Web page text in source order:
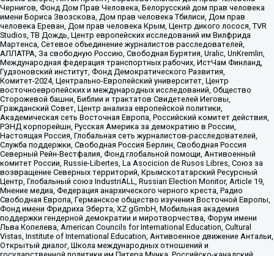
Чернигов, Фонд Дом Прав Человека, Белорусский дом прав человека
имени Бориса Звозскова, Дом прав человека Тбилиси, Дом прав
человека Ереван, Дом прав человека Крым, Центр дикого лосося, TVR
Studios, ТВ Дождь, Центр европейских исследований им Вилфрида
Мартенса, Сетевое объединение журналистов расследователей,
АЛЛАТРА, За свободную Россию, Свободная Бурятия, Uralic, UnKremlin,
Международная федерация транспортных рабочих, ИстЧам Финланд,
Гудзоновский институт, Фонд Демократического Развития,
Комитет-2024, Центрально-Европейский университет, Центр
восточноевропейских и международных исследований, Общество
Сторожевой башни, Библии и трактатов Свидетелей Иеговы,
Гражданский Совет, Центр анализа европейской политики,
Академическая сеть Восточная Европа, Российский комитет действия,
РЭНД корпорейшн, Русская Америка за демократию в России,
Настоящая Россия, Глобальная сеть журналистов-расследователей,
Служба поддержки, Свободная Россия Берлин, Свободная Россия
Северный Рейн-Вестфалия, Фонд глобальной помощи, Антивоенный
комитет России, Russie-Libertes, La Asocicion de Rusos Libres, Союз за
возвращение Северных территорий, Крымскотатарский Ресурсный
Центр, Глобальный союз IndustriALL, Russian Election Monitor, Article 19,
Мнение медиа, Федерация анархического черного креста, Радио
Свободная Европа, Германское общество изучения Восточной Европы,
Фонд имени Фридриха Эберта, XZ gGmbH, Мобильная академия
поддержки гендерной демократии и миротворчества, Форум имени
Льва Копелева, American Councils for International Education, Cultural
Vistas, Institute of International Education, Антивоенное движение Антальи,
Открытый диалог, Школа международных отношений и